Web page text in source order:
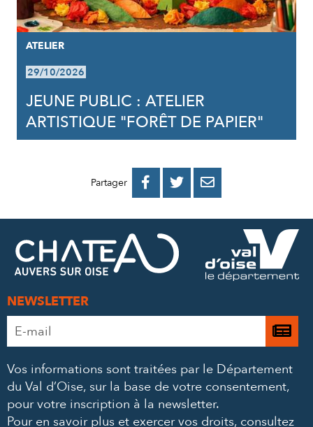
ATELIER
29/10/2026
JEUNE PUBLIC : ATELIER
ARTISTIQUE "FORÊT DE PAPIER"
Partager 
PARTAGER
FACEBOOK
PARTAGER
PARTAGER
MAIL
NEWSLETTER
Adresse
e-
*
Je
à
Vos informations sont traitées par le Département
du Val d’Oise, sur la base de votre consentement,
pour votre inscription à la newsletter.
Pour en savoir plus et exercer vos droits, consultez